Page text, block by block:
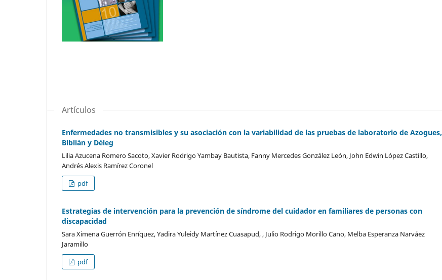
Artículos
Enfermedades no transmisibles y su asociación con la variabilidad de las pruebas de laboratorio de Azogues,
Biblián y Déleg
Lilia Azucena Romero Sacoto, Xavier Rodrigo Yambay Bautista, Fanny Mercedes González León, John Edwin López Castillo,
Andrés Alexis Ramírez Coronel
pdf
Estrategias de intervención para la prevención de síndrome del cuidador en familiares de personas con
discapacidad
Sara Ximena Guerrón Enríquez, Yadira Yuleidy Martínez Cuasapud, , Julio Rodrigo Morillo Cano, Melba Esperanza Narváez
Jaramillo
pdf